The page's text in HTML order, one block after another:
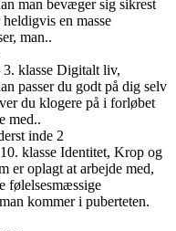
man bevæger sig sikrest
en masse
man..
3. klasse Digitalt liv,
passer du godt på dig selv
du klogere på i forløbet
med..
inde 2
klasse Identitet, Krop og
er oplagt at arbejde med,
følelsesmæssige
kommer i puberteten.